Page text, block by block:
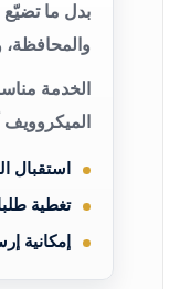
بدل ما
والمحافظة،
الخدمة
استقبال
تغطية
إمكانية